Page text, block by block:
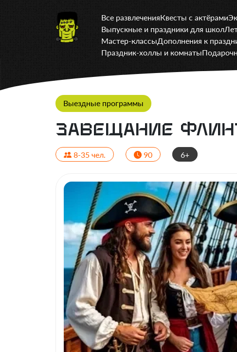
Все развлеченияКвесты с актёрами
Выпускные и праздники для школ
Мастер-классыДополнения к
Праздник-холлы и комнаты
Выездные программы
Завещание
8-35 чел. 90 6+